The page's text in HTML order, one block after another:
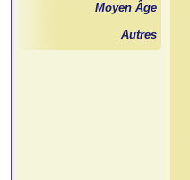
Moyen Âge
Autres